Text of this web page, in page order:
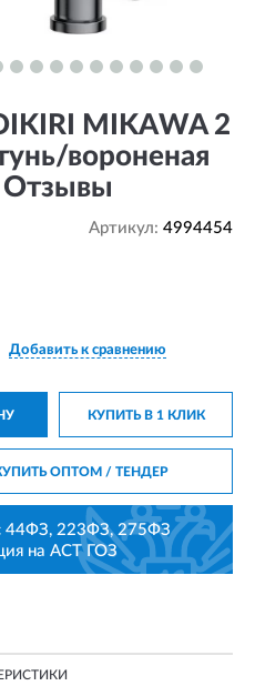
MIKAWA 2
вороненая
Отзывы
Артикул: 4994454
Добавить к сравнению
КУПИТЬ В 1 КЛИК
ОПТОМ/ ТЕНДЕР
44ФЗ, 223ФЗ, 275ФЗ
на АСТ ГОЗ